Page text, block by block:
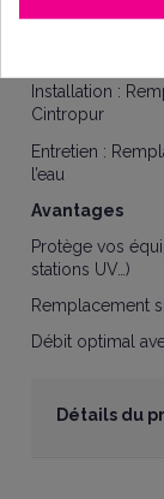
Matière : Nylon
Installation :
Cintropur
Entretien :
l’eau
Avantages
Protège vos
stations UV…)
Remplacement
Débit optimal
Détails du